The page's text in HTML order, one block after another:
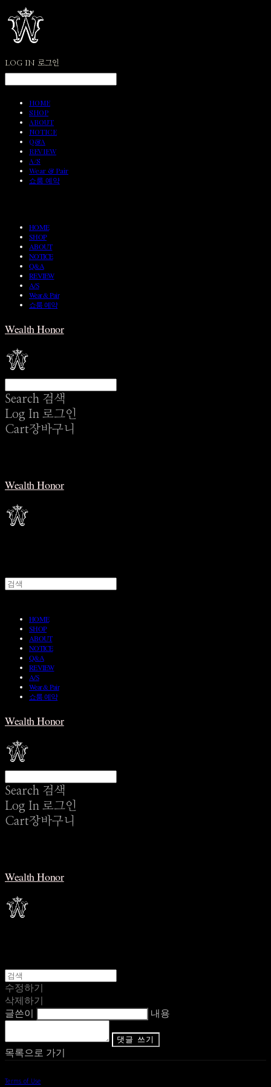
LOG IN 로그인
HOME
SHOP
ABOUT
NOTICE
Q&A
REVIEW
A/S
Wear & Pair
쇼룸 예약
HOME
SHOP
ABOUT
NOTICE
Q&A
REVIEW
A/S
Wear & Pair
쇼룸 예약
Wealth Honor
Search 검색
Log In 로그인
Cart장바구니
Wealth Honor
HOME
SHOP
ABOUT
NOTICE
Q&A
REVIEW
A/S
Wear & Pair
쇼룸 예약
Wealth Honor
Search 검색
Log In 로그인
Cart장바구니
Wealth Honor
수정하기
삭제하기
글쓴이
내용
댓글 쓰기
목록으로 가기
Terms of Use